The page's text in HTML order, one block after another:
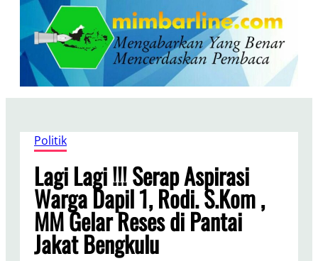
Politik
Lagi Lagi !!! Serap Aspirasi
Warga Dapil 1, Rodi. S.Kom ,
MM Gelar Reses di Pantai
Jakat Bengkulu